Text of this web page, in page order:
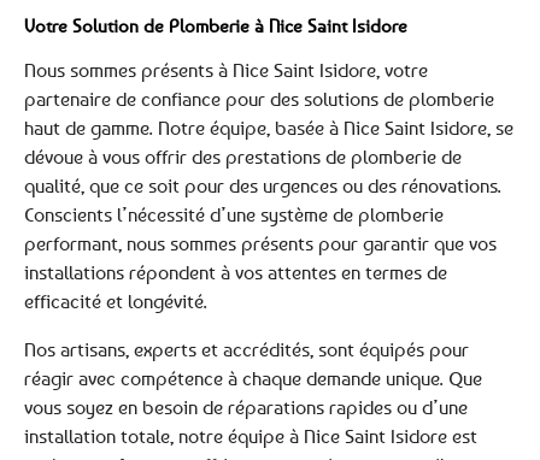
Votre Solution de Plomberie à Nice Saint Isidore
Nous sommes présents à Nice Saint Isidore, votre
partenaire de confiance pour des solutions de plomberie
haut de gamme. Notre équipe, basée à Nice Saint Isidore, se
dévoue à vous offrir des prestations de plomberie de
qualité, que ce soit pour des urgences ou des rénovations.
Conscients l’nécessité d’une système de plomberie
performant, nous sommes présents pour garantir que vos
installations répondent à vos attentes en termes de
efficacité et longévité.
Nos artisans, experts et accrédités, sont équipés pour
réagir avec compétence à chaque demande unique. Que
vous soyez en besoin de réparations rapides ou d’une
installation totale, notre équipe à Nice Saint Isidore est